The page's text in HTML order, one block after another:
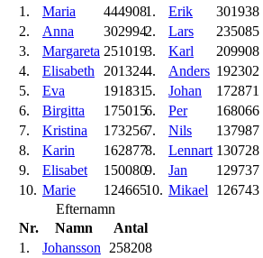
1.
Maria
444908
2.
Anna
302994
3.
Margareta 251019
4.
Elisabeth
201324
5.
Eva
191831
6.
Birgitta
175015
7.
Kristina
173256
8.
Karin
162877
9.
Elisabet
150080
10. Marie 124665
1.
Erik
301938
2.
Lars
235085
3.
Karl
209908
4.
Anders 192302
5.
Johan
172871
6.
Per
168066
7.
Nils
137987
8.
Lennart 130728
9.
Jan
129737
10. Mikael
126743
Efternamn
Nr.
Namn
Antal
1.
Johansson
258208